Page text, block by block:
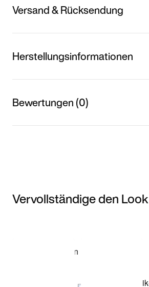
Versand & Rücksendung
Herstellungsinformationen
Bewertungen (0)
Vervollständige den Look
Modell anzeigen